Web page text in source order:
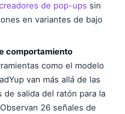
de pop-ups sin
en variantes de bajo
comportamiento
como el modelo
van más allá de las
salida del ratón para la
26 señales de